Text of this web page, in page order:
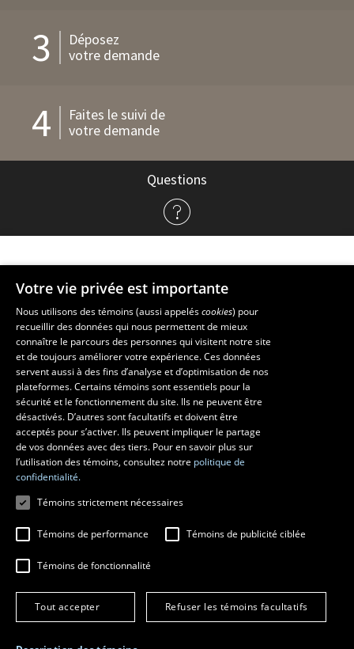
3
Déposez
votre demande
4
Faites le suivi de
votre demande
Questions
l'admission
Faculté de musique
Pavillon Louis-Jacques-Casault
1055, avenue du Séminaire, Québec (Québec)  G1V 0A6
Téléphone: 418 656-7061
Suivez-nous sur Facebook
Suivez-nous sur YouTube
Conditions générales d'utilisation
Fraude en ligne
Votre vie privée est importante
Nous utilisons des témoins (aussi appeléscookies) pour
recueillir des données qui nous permettent de mieux
connaître le parcours des personnes qui visitent notre site
et de toujours améliorer votre expérience. Ces données
servent aussi à des fins d’analyse et d’optimisation de nos
plateformes. Certains témoins sont essentiels pour la
sécurité et le fonctionnement du site. Ils ne peuvent être
désactivés. D’autres sont facultatifs et doivent être
acceptés pour s’activer. Ils peuvent impliquer le partage
de vos données avec des tiers. Pour en savoir plus sur
l’utilisation des témoins, consultez notre politique de
confidentialité.
Témoins strictement nécessaires
Témoins de performance Témoins de publicité ciblée
Témoins de fonctionnalité
Tout accepter Refuser les témoins facultatifs